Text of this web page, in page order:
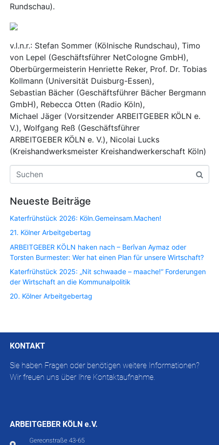
Rundschau).
v.l.n.r.: Stefan Sommer (Kölnische Rundschau), Timo
von Lepel (Geschäftsführer NetCologne GmbH),
Oberbürgermeisterin Henriette Reker, Prof. Dr. Tobias
Kollmann (Universität Duisburg-Essen),
Sebastian Bächer (Geschäftsführer Bächer Bergmann
GmbH), Rebecca Otten (Radio Köln),
Michael Jäger (Vorsitzender ARBEITGEBER KÖLN e.
V.), Wolfgang Reß (Geschäftsführer
ARBEITGEBER KÖLN e. V.), Nicolai Lucks
(Kreishandwerksmeister Kreishandwerkerschaft Köln)
Neueste Beiträge
Katerfrühstück 2026: Köln.Gemeinsam.Machen!
21. Kölner Arbeitgebertag
ARBEITGEBER KÖLN haken nach – Berîvan Aymaz oder
Torsten Burmester: Wer hat einen Plan für unsere Wirtschaft?
Katerfrühstück 2025: „Nit schwaade – maache!“ Forderungen
der Wirtschaft an die Kommunalpolitik
20. Kölner Arbeitgebertag
KONTAKT
Sie haben Fragen oder benötigen weitere Informationen?
Wir freuen uns über Ihre Kontaktaufnahme.
ARBEITGEBER KÖLN e.V.
Gereonstraße 43-65